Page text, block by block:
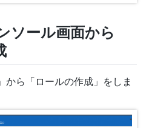
ソール画面から
ら「ロールの作成」をしま